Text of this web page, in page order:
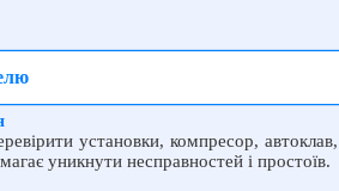
установки, компресор, автоклав,
уникнути несправностей і простоїв.